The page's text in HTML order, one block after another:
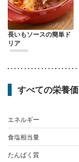
長いもソースの簡単ド
リア
すべての栄養価
エネルギー
食塩相当量
たんぱく質